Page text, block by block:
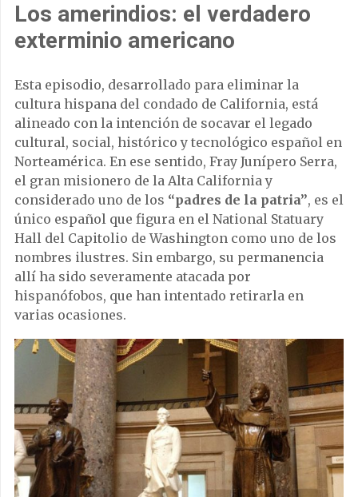
Los amerindios: el verdadero
exterminio americano
Esta episodio, desarrollado para eliminar la
cultura hispana del condado de California, está
alineado con la intención de socavar el legado
cultural, social, histórico y tecnológico español en
Norteamérica. En ese sentido, Fray Junípero Serra,
el gran misionero de la Alta California y
considerado uno de los “padres de la patria”, es el
único español que figura en el National Statuary
Hall del Capitolio de Washington como uno de los
nombres ilustres. Sin embargo, su permanencia
allí ha sido severamente atacada por
hispanófobos, que han intentado retirarla en
varias ocasiones.